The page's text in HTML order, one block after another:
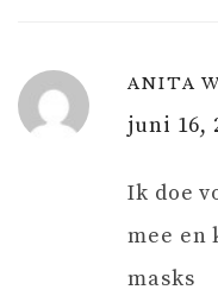
ANITA
juni 16,
Ik doe
mee en
masks